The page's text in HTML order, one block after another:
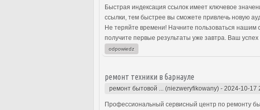
Быстрая индексация ссылок имеет ключевое
ссылки, тем быстрее вы сможете привлечь новую
Не теряйте времени! Начните пользоваться нашим
получите первые результаты уже завтра. Ваш успех
odpowiedz
ремонт техники в барнауле
ремонт бытовой ... (niezweryfikowany) - 2024-10-17
Профессиональный сервисный центр по ремонту